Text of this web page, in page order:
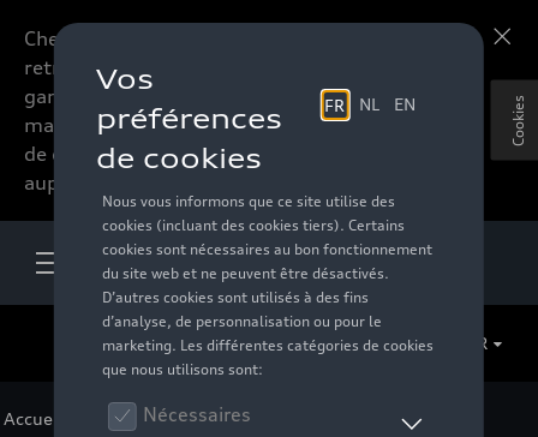
Chers accessoires-lovers,
retrouvez dorénavant toute la
gamme d’accessoires de votre
marque préférée sous forme
de catalogue à commander
auprès de votre distributeur.
FR
Accueil Pour votre Audi > > Best Friend Pack
Cookies